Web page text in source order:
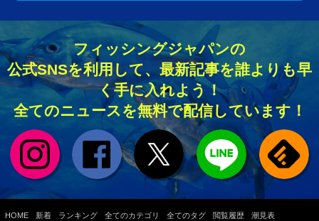
フィッシングジャパンの
公式SNSを利用して、最新記事を誰よりも早
く手に入れよう！
全てのニュースを無料で配信しています！
HOME 新着 ランキング 全てのカテゴリ 全てのタグ 閲覧履歴 潮見表